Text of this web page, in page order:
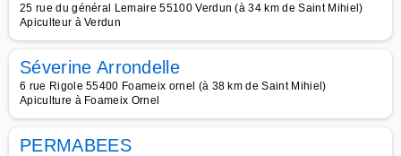
25 rue du général Lemaire 55100 Verdun (à 34 km de Saint Mihiel)
Apiculteur à Verdun
Séverine Arrondelle
6 rue Rigole 55400 Foameix ornel (à 38 km de Saint Mihiel)
Apiculture à Foameix Ornel
PERMABEES